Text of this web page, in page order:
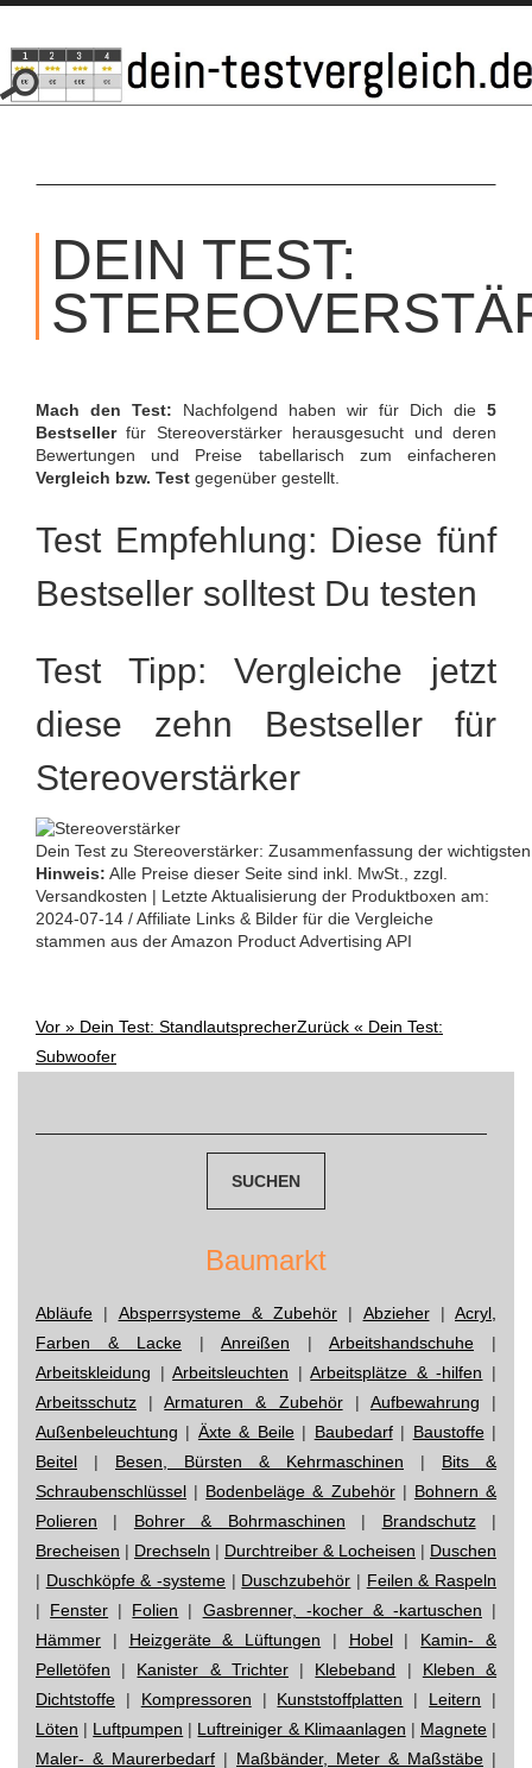
SKIP
CONTENT
DEIN TEST:
Mach den Test: Nachfolgend haben wir für Dich die 5
Bestsellerfür Stereoverstärker herausgesucht und deren
Bewertungen und Preise tabellarisch zum einfacheren
Vergleich bzw. Test gegenüber gestellt.
Test Empfehlung: Diese fünf
Bestseller solltest Du testen
Test Tipp: Vergleiche jetzt
diese zehn Bestseller für
Stereoverstärker
Dein Test zu Stereoverstärker: Zusammenfassung der
Hinweis: Alle Preise dieser Seite sind inkl. MwSt., zzgl.
Versandkosten | Letzte Aktualisierung der Produktboxen am:
2024-07-14 / Affiliate Links & Bilder für die Vergleiche
stammen aus der Amazon Product Advertising API
Post
Vor » Dein Test: StandlautsprecherZurück « Dein Test:
Subwoofer
Baumarkt
Abläufe | Absperrsysteme & Zubehör | Abzieher| Acryl,
Farben & Lacke | Anreißen | Arbeitshandschuhe |
Arbeitskleidung |Arbeitsleuchten |Arbeitsplätze & -hilfen |
Arbeitsschutz |Armaturen & Zubehör| Aufbewahrung |
Außenbeleuchtung | Äxte & Beile| Baubedarf| Baustoffe|
Beitel | Besen, Bürsten & Kehrmaschinen | Bits &
Schraubenschlüssel | Bodenbeläge & Zubehör| Bohnern &
Polieren | Bohrer & Bohrmaschinen | Brandschutz|
Brecheisen | Drechseln | Durchtreiber & Locheisen | Duschen
| Duschköpfe & -systeme | Duschzubehör | Feilen & Raspeln
| Fenster | Folien | Gasbrenner, -kocher & -kartuschen |
Hämmer | Heizgeräte & Lüftungen | Hobel| Kamin- &
Pelletöfen | Kanister & Trichter| Klebeband | Kleben &
Dichtstoffe | Kompressoren | Kunststoffplatten | Leitern |
Löten | Luftpumpen | Luftreiniger & Klimaanlagen | Magnete|
Maler- & Maurerbedarf | Maßbänder, Meter & Maßstäbe |